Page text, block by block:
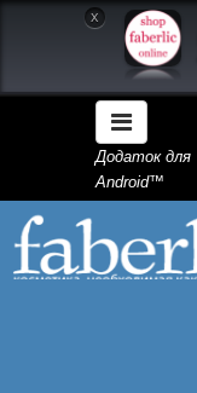
X
Додаток для
Android™